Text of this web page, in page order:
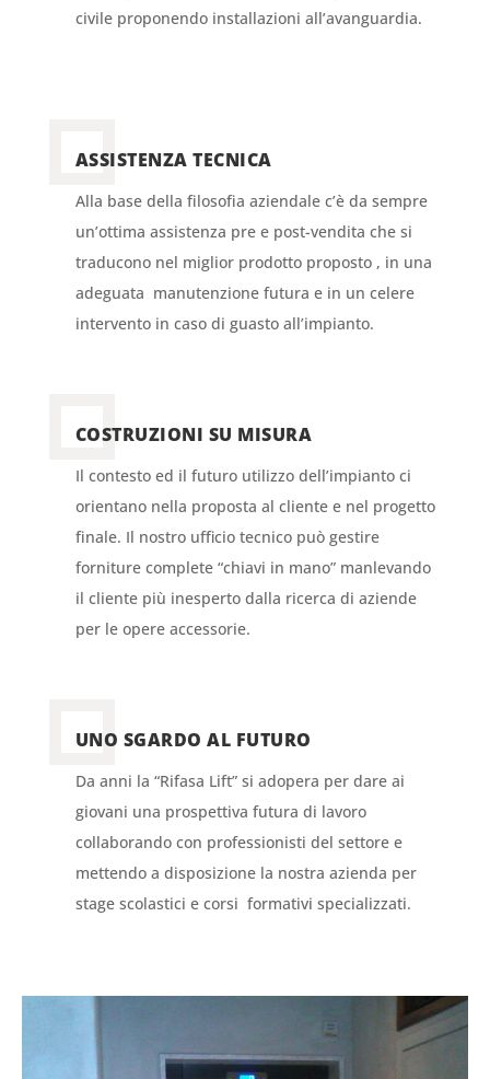
civile proponendo installazioni all’avanguardia.
ASSISTENZA TECNICA
Alla base della filosofia aziendale c’è da sempre
un’ottima assistenza pre e post-vendita che si
traducono nel miglior prodotto proposto , in una
adeguata manutenzione futura e in un celere
intervento in caso di guasto all’impianto.
COSTRUZIONI SU MISURA
Il contesto ed il futuro utilizzo dell’impianto ci
orientano nella proposta al cliente e nel progetto
finale. Il nostro ufficio tecnico può gestire
forniture complete “chiavi in mano” manlevando
il cliente più inesperto dalla ricerca di aziende
per le opere accessorie.
UNO SGARDO AL FUTURO
Da anni la “Rifasa Lift” si adopera per dare ai
giovani una prospettiva futura di lavoro
collaborando con professionisti del settore e
mettendo a disposizione la nostra azienda per
stage scolastici e corsi formativi specializzati.